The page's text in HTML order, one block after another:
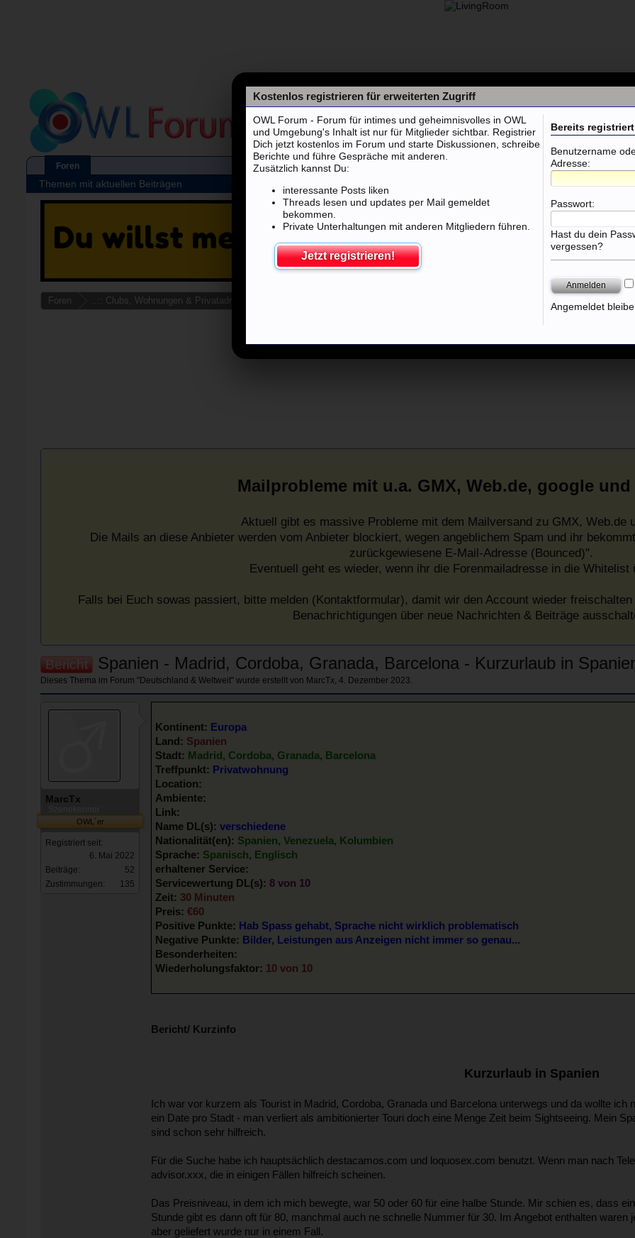
Foren ..:: Clubs, Wohnungen & Privatadressen ::..
Mailprobleme mit u.a. GMX, Web.de, google
Aktuell gibt es massive Probleme mit dem Mailversand zu GMX, Web.de
Die Mails an diese Anbieter werden vom Anbieter blockiert, wegen angeblichem Spam und ihr
zurückgewiesene E-Mail-Adresse (Bounced)".
Eventuell geht es wieder, wenn ihr die Forenmailadresse in die Whitelist
Falls bei Euch sowas passiert, bitte melden (Kontaktformular), damit wir den Account wieder
Benachrichtigungen über neue Nachrichten & Beiträge
Bericht Spanien - Madrid, Cordoba, Granada, Barcelona - Kurzurlaub in
Dieses Thema im Forum "Deutschland & Weltweit" wurde erstellt von MarcTx 4. Dezember 2023
MarcTx
OWL´er
Registriert seit:
6. Mai 2022
Beiträge:
52
Zustimmungen:
135
Kontinent: Europa
Land: Spanien
Stadt: Madrid, Cordoba, Granada, Barcelona
Treffpunkt: Privatwohnung
Location:
Ambiente:
Link:
Name DL(s): verschiedene
Nationalität(en): Spanien, Venezuela, Kolumbien
Sprache: Spanisch, Englisch
erhaltener Service:
Servicewertung DL(s): 8 von 10
Zeit: 30 Minuten
Preis: €60
Positive Punkte: Hab Spass gehabt, Sprache nicht wirklich problematisch
Negative Punkte: Bilder, Leistungen aus Anzeigen nicht immer so genau...
Besonderheiten:
Wiederholungsfaktor: 10 von 10
Bericht/ Kurzinfo
Kurzurlaub in Spanien
Ich war vor kurzem als Tourist in Madrid, Cordoba, Granada und Barcelona unterwegs und da wollte
ein Date pro Stadt - man verliert als ambitionierter Touri doch eine Menge Zeit beim Sightseeing. Mein
sind schon sehr hilfreich.
Für die Suche habe ich hauptsächlich destacamos.com und loquosex.com benutzt. Wenn man nach
advisor.xxx, die in einigen Fällen hilfreich scheinen.
Das Preisniveau, in dem ich mich bewegte, war 50 oder 60 für eine halbe Stunde. Mir schien es, dass
Stunde gibt es dann oft für 80, manchmal auch ne schnelle Nummer für 30. Im Angebot enthalten
aber geliefert wurde nur in einem Fall.
Foren
Themen mit aktuellen Beiträgen
Kostenlos registrieren für erweiterten Zugriff
Bereits
Benutzername
Adresse:
Passwort:
Hast du dein
vergessen?
Angemeldet
OWL Forum - Forum für intimes und geheimnisvolles in OWL
und Umgebung's Inhalt ist nur für Mitglieder sichtbar. Registrier
Dich jetzt kostenlos im Forum und starte Diskussionen, schreibe
Berichte und führe Gespräche mit anderen.
Zusätzlich kannst Du:
interessante Posts liken
Threads lesen und updates per Mail gemeldet
bekommen.
Private Unterhaltungen mit anderen Mitgliedern führen.
Jetzt registrieren!